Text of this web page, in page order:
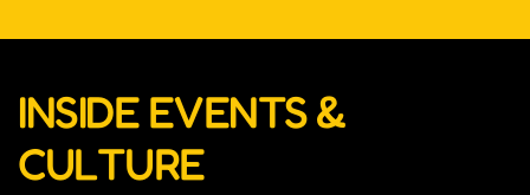
INSIDE EVENTS &
CULTURE